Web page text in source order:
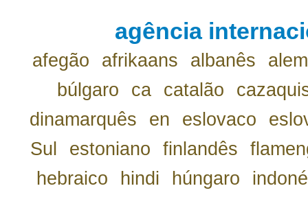
agência
afegão afrikaans albanês
búlgaro
ca catalão
dinamarquês
en eslovaco
Sul
estoniano finlandês
hebraico
hindi húngaro